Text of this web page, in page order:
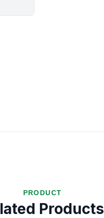
PRODUCT
Products